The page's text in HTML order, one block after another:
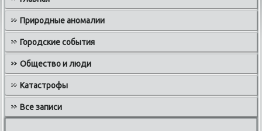
Природные аномалии
Городские события
Общество и люди
Катастрофы
Все записи